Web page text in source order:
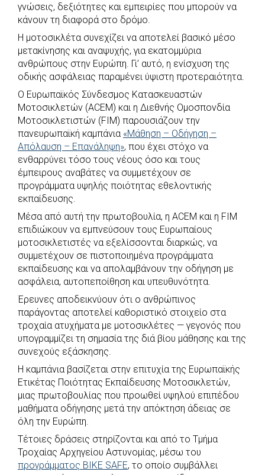
o
o
k
A
p
p
e
r
n
g
e
r
γνώσεις, δεξιότητες και εμπειρίες που μπορούν να
κάνουν τη διαφορά στο δρόμο.
Η μοτοσικλέτα συνεχίζει να αποτελεί βασικό μέσο
μετακίνησης και αναψυχής, για εκατομμύρια
ανθρώπους στην Ευρώπη. Γι’ αυτό, η ενίσχυση της
οδικής ασφάλειας παραμένει ύψιστη προτεραιότητα.
Ο Ευρωπαϊκός Σύνδεσμος Κατασκευαστών
Μοτοσικλετών (ACEM) και η Διεθνής Ομοσπονδία
Μοτοσικλετιστών (FIM) παρουσιάζουν την
πανευρωπαϊκή καμπάνια «Μάθηση – Οδήγηση –
Απόλαυση – Επανάληψη», που έχει στόχο να
ενθαρρύνει τόσο τους νέους όσο και τους
έμπειρους αναβάτες να συμμετέχουν σε
προγράμματα υψηλής ποιότητας εθελοντικής
εκπαίδευσης.
Μέσα από αυτή την πρωτοβουλία, η ACEM και η FIM
επιδιώκουν να εμπνεύσουν τους Ευρωπαίους
μοτοσικλετιστές να εξελίσσονται διαρκώς, να
συμμετέχουν σε πιστοποιημένα προγράμματα
εκπαίδευσης και να απολαμβάνουν την οδήγηση με
ασφάλεια, αυτοπεποίθηση και υπευθυνότητα.
Έρευνες αποδεικνύουν ότι ο ανθρώπινος
παράγοντας αποτελεί καθοριστικό στοιχείο στα
τροχαία ατυχήματα με μοτοσικλέτες — γεγονός που
υπογραμμίζει τη σημασία της διά βίου μάθησης και της
συνεχούς εξάσκησης.
Η καμπάνια βασίζεται στην επιτυχία της Ευρωπαϊκής
Ετικέτας Ποιότητας Εκπαίδευσης Μοτοσικλετών,
μιας πρωτοβουλίας που προωθεί υψηλού επιπέδου
μαθήματα οδήγησης μετά την απόκτηση άδειας σε
όλη την Ευρώπη.
Τέτοιες δράσεις στηρίζονται και από το Τμήμα
Τροχαίας Αρχηγείου Αστυνομίας, μέσω του
προγράμματος BIKE SAFE, το οποίο συμβάλλει